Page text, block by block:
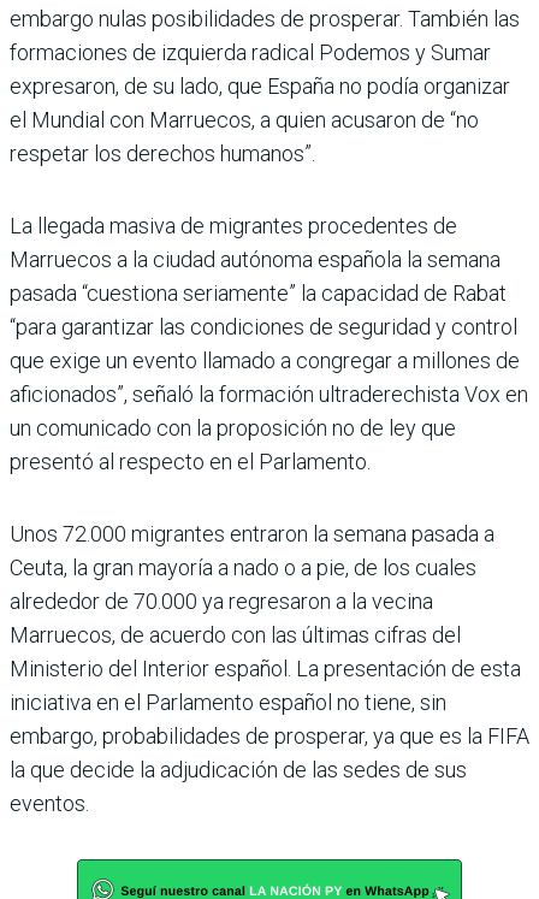
embargo nulas posibilidades de prosperar. También las
formaciones de izquierda radical Podemos y Sumar
expresaron, de su lado, que España no podía organizar
el Mundial con Marruecos, a quien acusaron de “no
respetar los derechos humanos”.
La llegada masiva de migrantes procedentes de
Marruecos a la ciudad autónoma española la semana
pasada “cuestiona seriamente” la capacidad de Rabat
“para garantizar las condiciones de seguridad y control
que exige un evento llamado a congregar a millones de
aficionados”, señaló la formación ultraderechista Vox en
un comunicado con la proposición no de ley que
presentó al respecto en el Parlamento.
Unos 72.000 migrantes entraron la semana pasada a
Ceuta, la gran mayoría a nado o a pie, de los cuales
alrededor de 70.000 ya regresaron a la vecina
Marruecos, de acuerdo con las últimas cifras del
Ministerio del Interior español. La presentación de esta
iniciativa en el Parlamento español no tiene, sin
embargo, probabilidades de prosperar, ya que es la FIFA
la que decide la adjudicación de las sedes de sus
eventos.